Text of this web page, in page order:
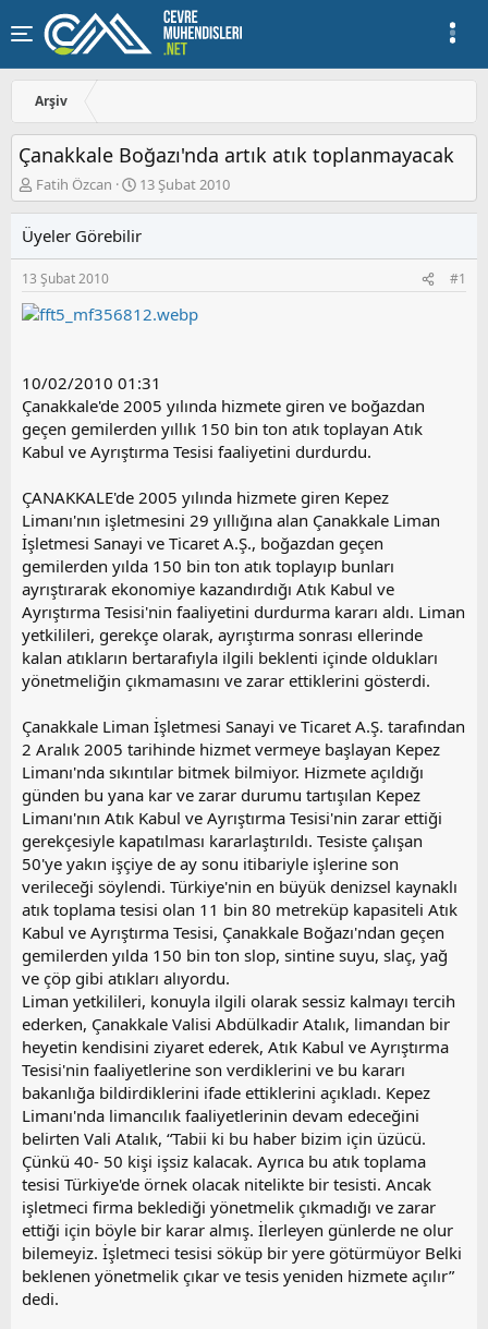
Arşiv
Çanakkale Boğazı'nda artık atık toplanmayacak
K
o
u
y
u
b
a
a
t
a
n
Fatih Özcan
B
a
l
a
ı
a
r
i
h
i
13 Şubat 2010
Üyeler Görebilir
13 Şubat 2010 #1
10/02/2010 01:31
Çanakkale'de 2005 yılında hizmete giren ve boğazdan
geçen gemilerden yıllık 150 bin ton atık toplayan Atık
Kabul ve Ayrıştırma Tesisi faaliyetini durdurdu.
ÇANAKKALE'de 2005 yılında hizmete giren Kepez
Limanı'nın işletmesini 29 yıllığına alan Çanakkale Liman
İşletmesi Sanayi ve Ticaret A.Ş., boğazdan geçen
gemilerden yılda 150 bin ton atık toplayıp bunları
ayrıştırarak ekonomiye kazandırdığı Atık Kabul ve
Ayrıştırma Tesisi'nin faaliyetini durdurma kararı aldı. Liman
yetkilileri, gerekçe olarak, ayrıştırma sonrası ellerinde
kalan atıkların bertarafıyla ilgili beklenti içinde oldukları
yönetmeliğin çıkmamasını ve zarar ettiklerini gösterdi.
Çanakkale Liman İşletmesi Sanayi ve Ticaret A.Ş. tarafından
2 Aralık 2005 tarihinde hizmet vermeye başlayan Kepez
Limanı'nda sıkıntılar bitmek bilmiyor. Hizmete açıldığı
günden bu yana kar ve zarar durumu tartışılan Kepez
Limanı'nın Atık Kabul ve Ayrıştırma Tesisi'nin zarar ettiği
gerekçesiyle kapatılması kararlaştırıldı. Tesiste çalışan
50'ye yakın işçiye de ay sonu itibariyle işlerine son
verileceği söylendi. Türkiye'nin en büyük denizsel kaynaklı
atık toplama tesisi olan 11 bin 80 metreküp kapasiteli Atık
Kabul ve Ayrıştırma Tesisi, Çanakkale Boğazı'ndan geçen
gemilerden yılda 150 bin ton slop, sintine suyu, slaç, yağ
ve çöp gibi atıkları alıyordu.
Liman yetkilileri, konuyla ilgili olarak sessiz kalmayı tercih
ederken, Çanakkale Valisi Abdülkadir Atalık, limandan bir
heyetin kendisini ziyaret ederek, Atık Kabul ve Ayrıştırma
Tesisi'nin faaliyetlerine son verdiklerini ve bu kararı
bakanlığa bildirdiklerini ifade ettiklerini açıkladı. Kepez
Limanı'nda limancılık faaliyetlerinin devam edeceğini
belirten Vali Atalık, “Tabii ki bu haber bizim için üzücü.
Çünkü 40- 50 kişi işsiz kalacak. Ayrıca bu atık toplama
tesisi Türkiye'de örnek olacak nitelikte bir tesisti. Ancak
işletmeci firma beklediği yönetmelik çıkmadığı ve zarar
ettiği için böyle bir karar almış. İlerleyen günlerde ne olur
bilemeyiz. İşletmeci tesisi söküp bir yere götürmüyor Belki
beklenen yönetmelik çıkar ve tesis yeniden hizmete açılır”
dedi.